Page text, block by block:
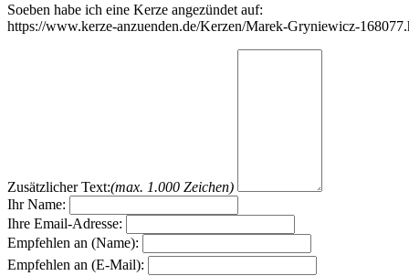
Soeben habe ich eine Kerze angezündet auf:
https://www.kerze-anzuenden.de/Kerzen/Marek-Gryniewicz-
Zusätzlicher Text:(max. 1.000 Zeichen)
Ihr Name:
Ihre Email-Adresse:
Empfehlen an (Name):
Empfehlen an (E-Mail):